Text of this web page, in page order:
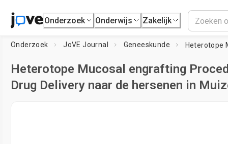
Onderzoek Onderwijs Zakelijk
Onderzoek JoVE Journal Geneeskunde
Heterotope Mucosal engrafting
Drug Delivery naar de hersenen in